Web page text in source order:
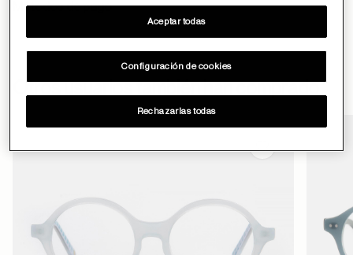
ayuda
Métodos de pago
Otros usuarios también han comprado
Guardar en
Configuración de cookies
Rechazarlas todas
Aceptar todas